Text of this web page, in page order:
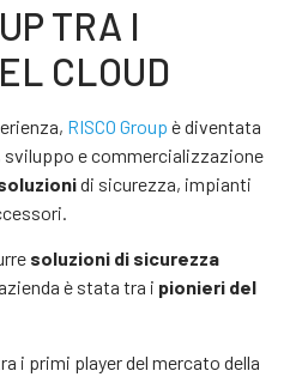
TRA I
CLOUD
RISCO Group è diventata
sviluppo e commercializzazione
di sicurezza, impianti
soluzioni di sicurezza
è stata tra i pionieri del
i primi player del mercato della